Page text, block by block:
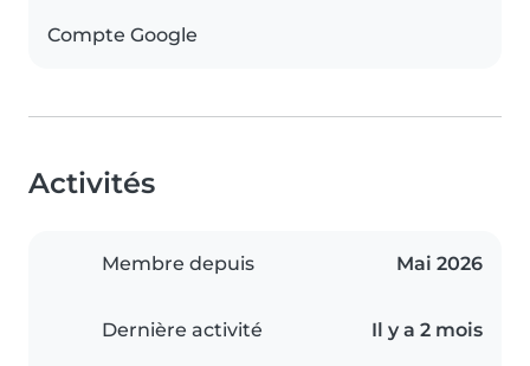
Compte Google
Activités
Membre depuis Mai 2026
Dernière activité Il y a 2 mois